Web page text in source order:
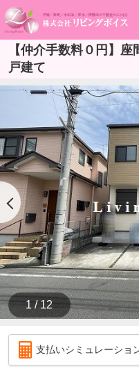
【仲介手数料０円】
戸建て
1 / 12
支払いシミュレーショ